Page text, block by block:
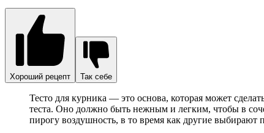
Хороший рецепт Так себе
Тесто для курника — это основа, которая может
теста. Оно должно быть нежным и легким, чтобы в
пирогу воздушность, в то время как другие выбирают